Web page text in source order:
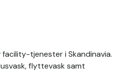
tjenester i Skandinavia.
flyttevask samt